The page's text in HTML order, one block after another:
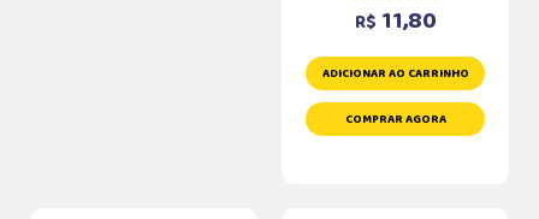
R$ 11,80
ADICIONAR AO CARRINHO
COMPRAR AGORA